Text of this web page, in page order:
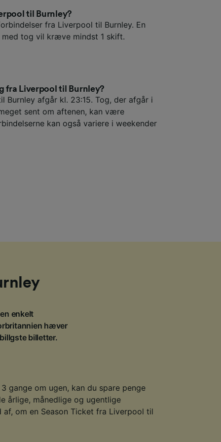
til Burnley?
fra Liverpool til Burnley. En
tog vil kræve mindst 1 skift.
fra Liverpool til Burnley?
Burnley afgår kl. 23:15. Tog, der afgår i
sent om aftenen, kan være
kan også variere i weekender
enkelt
hæver
billetter.
gange om ugen, kan du spare penge
årlige, månedlige og ugentlige
om en Season Ticket fra Liverpool til